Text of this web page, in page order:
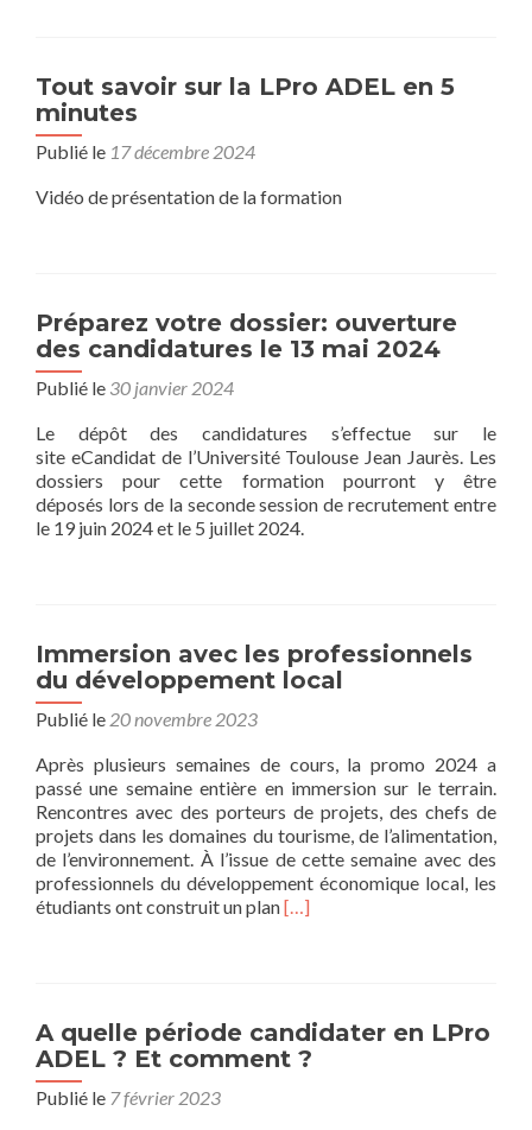
Tout savoir sur la LPro ADEL en 5
minutes
Publié le 17 décembre 2024
Vidéo de présentation de la formation
Préparez votre dossier: ouverture
des candidatures le 13 mai 2024
Publié le 30 janvier 2024
Le dépôt des candidatures s’effectue sur le
site eCandidat de l’Université Toulouse Jean Jaurès. Les
dossiers pour cette formation pourront y être
déposés lors de la seconde session de recrutement entre
le 19 juin 2024 et le 5 juillet 2024.
Immersion avec les professionnels
du développement local
Publié le 20 novembre 2023
Après plusieurs semaines de cours, la promo 2024 a
passé une semaine entière en immersion sur le terrain.
Rencontres avec des porteurs de projets, des chefs de
projets dans les domaines du tourisme, de l’alimentation,
de l’environnement. À l’issue de cette semaine avec des
professionnels du développement économique local, les
étudiants ont construit un planEn
les
professionnels
du
[…]
A quelle période candidater en LPro
ADEL ? Et comment ?
Publié le 7 février 2023